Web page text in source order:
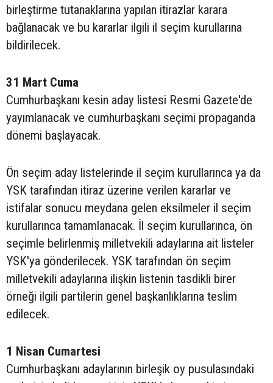
birleştirme tutanaklarına yapılan itirazlar karara
bağlanacak ve bu kararlar ilgili il seçim kurullarına
bildirilecek.
31 Mart Cuma
Cumhurbaşkanı kesin aday listesi Resmi Gazete'de
yayımlanacak ve cumhurbaşkanı seçimi propaganda
dönemi başlayacak.
Ön seçim aday listelerinde il seçim kurullarınca ya da
YSK tarafından itiraz üzerine verilen kararlar ve
istifalar sonucu meydana gelen eksilmeler il seçim
kurullarınca tamamlanacak. İl seçim kurullarınca, ön
seçimle belirlenmiş milletvekili adaylarına ait listeler
YSK'ya gönderilecek. YSK tarafından ön seçim
milletvekili adaylarına ilişkin listenin tasdikli birer
örneği ilgili partilerin genel başkanlıklarına teslim
edilecek.
1 Nisan Cumartesi
Cumhurbaşkanı adaylarının birleşik oy pusulasındaki